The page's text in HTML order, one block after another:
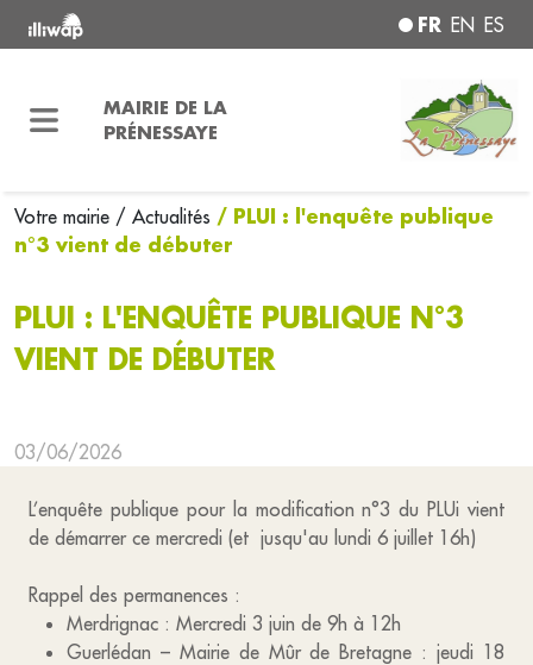
FR EN ES
MAIRIE DE LA
PRÉNESSAYE
Votre mairie / Actualités / PLUI : l'enquête publique
n°3 vient de débuter
PLUI : L'ENQUÊTE PUBLIQUE N°3
VIENT DE DÉBUTER
03/06/2026
L’enquête publique pour la modification n°3 du PLUi vient
de démarrer ce mercredi (et jusqu'au lundi 6 juillet 16h)
Rappel des permanences :
Merdrignac : Mercredi 3 juin de 9h à 12h
Guerlédan – Mairie de Mûr de Bretagne : jeudi 18